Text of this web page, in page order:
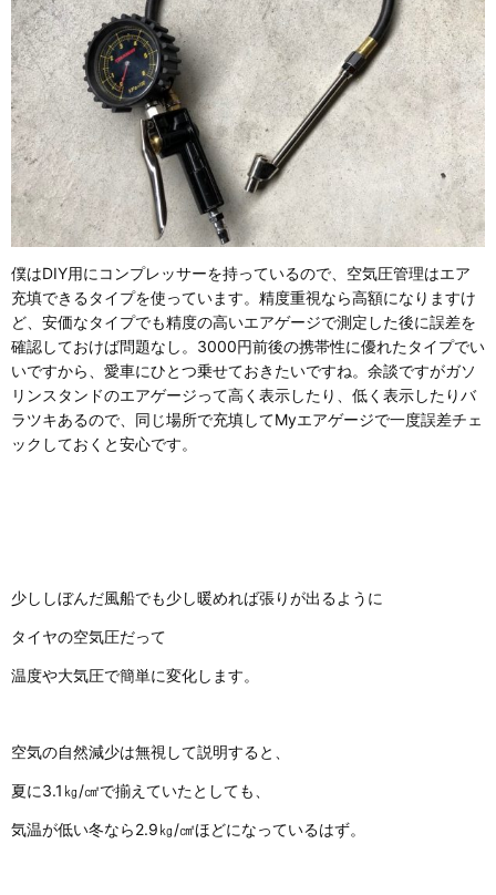
僕はDIY用にコンプレッサーを持っているので、空気圧管理はエア
充填できるタイプを使っています。精度重視なら高額になりますけ
ど、安価なタイプでも精度の高いエアゲージで測定した後に誤差を
確認しておけば問題なし。3000円前後の携帯性に優れたタイプでい
いですから、愛車にひとつ乗せておきたいですね。余談ですがガソ
リンスタンドのエアゲージって高く表示したり、低く表示したりバ
ラツキあるので、同じ場所で充填してMyエアゲージで一度誤差チェ
ックしておくと安心です。
少ししぼんだ風船でも少し暖めれば張りが出るように
タイヤの空気圧だって
温度や大気圧で簡単に変化します。
空気の自然減少は無視して説明すると、
夏に3.1㎏/㎠で揃えていたとしても、
気温が低い冬なら2.9㎏/㎠ほどになっているはず。